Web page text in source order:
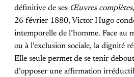
définitive de ses Œuvres complètes
26 février 1880, Victor Hugo
intemporelle de l’homme. Face au
ou à l’exclusion sociale, la dignité
Elle seule permet de se tenir
d’opposer une affirmation